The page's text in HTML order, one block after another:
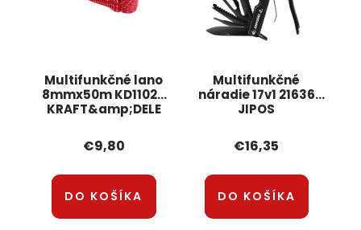
Multifunkčné lano
8mmx50m KD11023
KRAFT&amp;DELE
€9,80
DO KOŠÍKA
Multifunkčné
náradie 17v1 21636
JIPOS
€16,35
DO KOŠÍKA